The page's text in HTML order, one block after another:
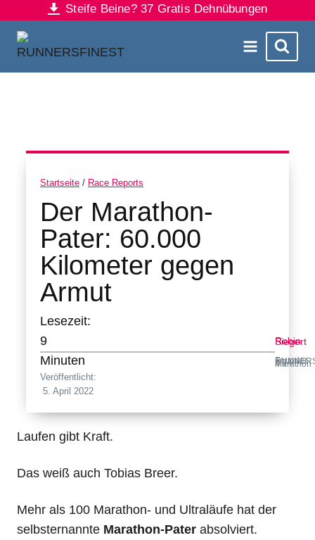
Steife Beine? 37 Gratis Dehnübungen
Zum
Inhalt
springen
Startseite / Race Reports
Der Marathon-
Pater: 60.000
Kilometer gegen
Armut
Lesezeit:
9
Minuten
Veröffentlicht:
5. April 2022
Robin Siegert
Founder RUNNERSFINEST · 2:34 h Marathon
Laufen gibt Kraft.
Das weiß auch Tobias Breer.
Mehr als 100 Marathon- und Ultraläufe hat der
selbsternannte Marathon-Pater absolviert.